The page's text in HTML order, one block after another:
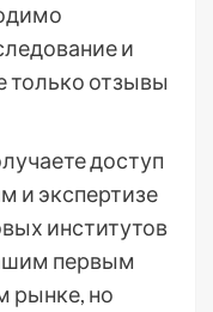
и
только отзывы
доступ
и экспертизе
институтов
первым
рынке, но